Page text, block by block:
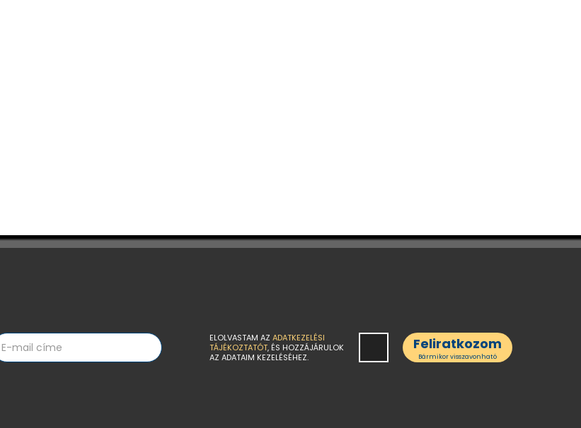
ELOLVASTAM AZ ADATKEZELÉSI
TÁJÉKOZTATÓT, ÉS HOZZÁJÁRULOK
AZ ADATAIM KEZELÉSÉHEZ.
Feliratkozom
Bármikor visszavonható